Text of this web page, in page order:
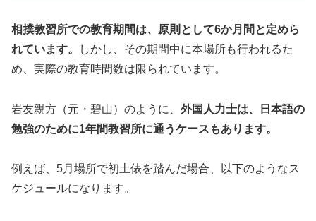
相撲教習所での教育期間は、原則として6か月間と定めら
れています。
しかし、その期間中に本場所も行われるた
め、実際の教育時間数は限られています。
岩友親方（元・碧山）のように、 外国人力士は、日本語の
勉強のために1年間教習所に通うケースもあります。
例えば、5月場所で初土俵を踏んだ場合、以下のようなス
ケジュールになります。